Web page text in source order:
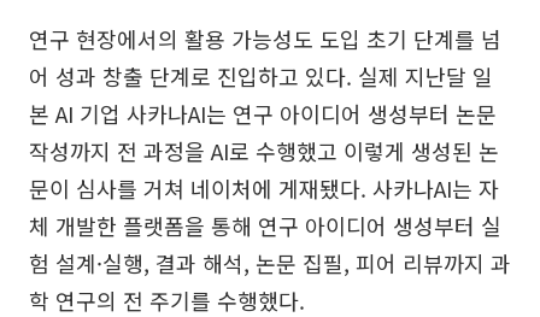
연구 현장에서의 활용 가능성도 도입 초기 단계를 넘
어 성과 창출 단계로 진입하고 있다. 실제 지난달 일
본 AI 기업 사카나AI는 연구 아이디어 생성부터 논문
작성까지 전 과정을 AI로 수행했고 이렇게 생성된 논
문이 심사를 거쳐 네이처에 게재됐다. 사카나AI는 자
체 개발한 플랫폼을 통해 연구 아이디어 생성부터 실
험 설계·실행, 결과 해석, 논문 집필, 피어 리뷰까지 과
학 연구의 전 주기를 수행했다.